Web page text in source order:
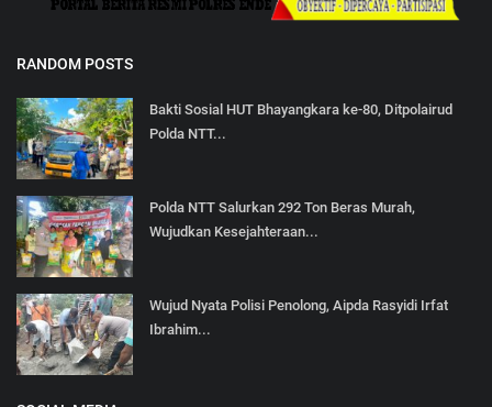
RANDOM POSTS
Bakti Sosial HUT Bhayangkara ke-80, Ditpolairud
Polda NTT...
Polda NTT Salurkan 292 Ton Beras Murah,
Wujudkan Kesejahteraan...
Wujud Nyata Polisi Penolong, Aipda Rasyidi Irfat
Ibrahim...